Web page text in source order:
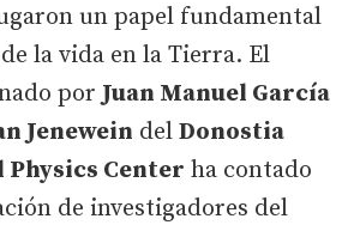
un papel fundamental
la vida en la Tierra. El
por Juan Manuel García
Jenewein del Donostia
Center ha contado
de investigadores del